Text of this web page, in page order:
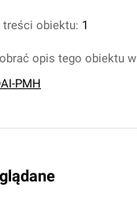
treści obiektu: 1
opis tego obiektu w
PMH